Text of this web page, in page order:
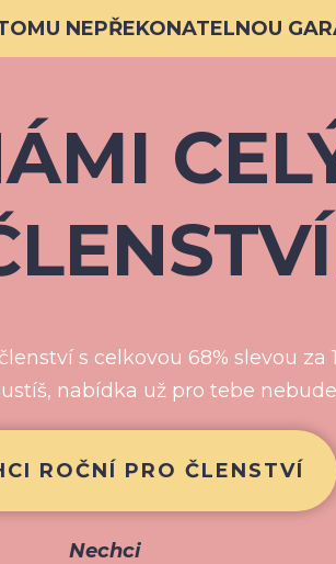
NEPŘEKONATELNOU
s celkovou 68% slevou za
nabídka už pro tebe
ROČNÍ PRO ČLENSTVÍ
Nechci